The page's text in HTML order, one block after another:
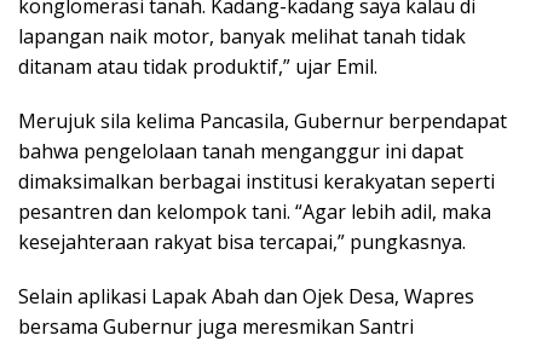
konglomerasi tanah. Kadang-kadang saya kalau di
lapangan naik motor, banyak melihat tanah tidak
ditanam atau tidak produktif,” ujar Emil.
Merujuk sila kelima Pancasila, Gubernur berpendapat
bahwa pengelolaan tanah menganggur ini dapat
dimaksimalkan berbagai institusi kerakyatan seperti
pesantren dan kelompok tani. “Agar lebih adil, maka
kesejahteraan rakyat bisa tercapai,” pungkasnya.
Selain aplikasi Lapak Abah dan Ojek Desa, Wapres
bersama Gubernur juga meresmikan Santri